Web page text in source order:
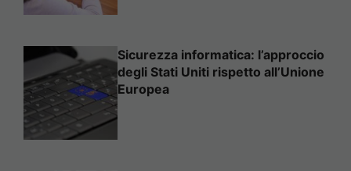
Sicurezza informatica: l’approccio
degli Stati Uniti rispetto all’Unione
Europea